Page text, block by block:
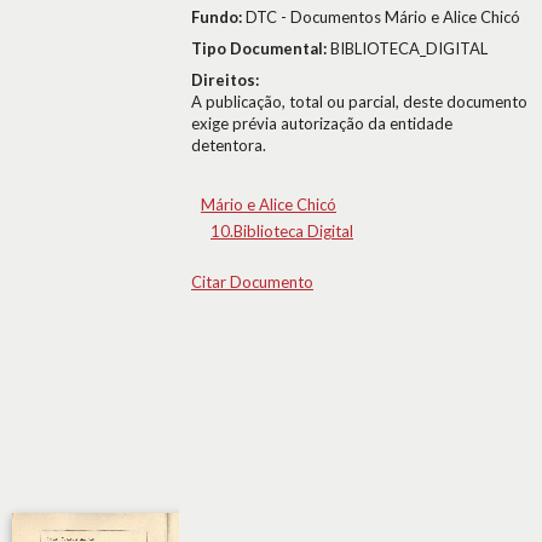
Fundo:DTC - Documentos Mário e Alice Chicó
Tipo Documental:BIBLIOTECA_DIGITAL
Direitos:
A publicação, total ou parcial, deste documento
exige prévia autorização da entidade
detentora.
Mário e Alice Chicó
10.Biblioteca Digital
Citar Documento